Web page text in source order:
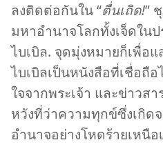
ลง​ติด​ต่อ​กัน​ใน “ตื่นเถิด!”
มหาอำนาจ​โลก​ทั้ง​เจ็ด​ใน​
ไบเบิล. จุด​มุ่ง​หมาย​ก็​เพื่อ​
ไบเบิล​เป็น​หนังสือ​ที่​เชื่อถื
ใจ​จาก​พระเจ้า และ​ข่าวส
หวัง​ที่​ว่า​ความ​ทุกข์​ซึ่ง​เกิด​
อำนาจ​อย่าง​โหด​ร้าย​เหนื